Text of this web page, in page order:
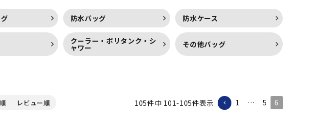
防水バッグ 防水ケース
クーラー・ポリタンク・シ
ャワー その他バッグ
レビュー順 105件中 101-105件表示 1 … 5 6